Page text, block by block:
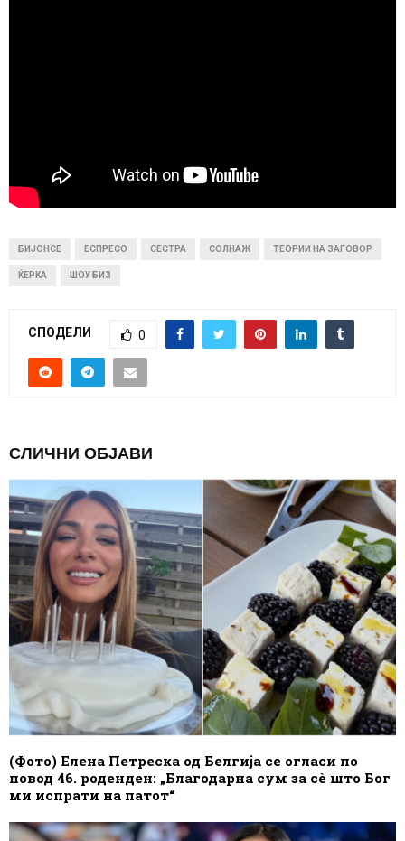
БИЈОНСЕ ЕСПРЕСО СЕСТРА СОЛНАЖ ТЕОРИИ НА ЗАГОВОР
ЌЕРКА ШОУ БИЗ
СПОДЕЛИ 0
СЛИЧНИ ОБЈАВИ
(Фото) Елена Петреска од Белгија се огласи по
повод 46. роденден: „Благодарна сум за сè што Бог
ми испрати на патот“